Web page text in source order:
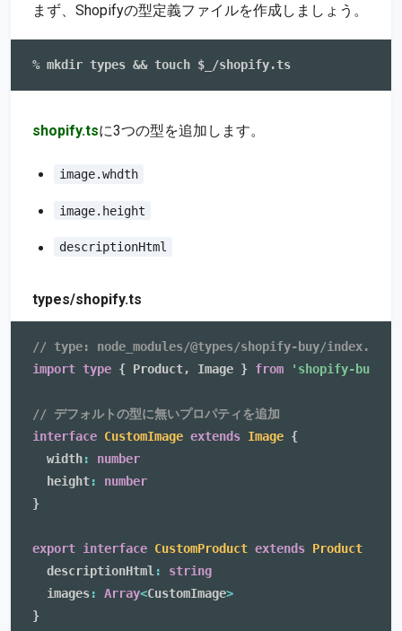
まず、Shopifyの型定義ファイルを作成しましょう。
shopify.tsに3つの型を追加します。
image.whdth
image.height
descriptionHtml
types/shopify.ts
// type: node_modules/@types/shopify-buy/index.d.ts
import type { Product, Image } from 'shopify-buy'
// デフォルトの型に無いプロパティを追加
interface CustomImage extends Image {
  width
:
number
  height
:
number
}
export interface CustomProduct extends Product
  descriptionHtml
:
string
  images
: Array<CustomImage>
}